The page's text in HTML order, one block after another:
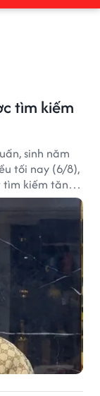
tìm kiếm
sinh năm
tối nay (6/8),
kiếm tăng